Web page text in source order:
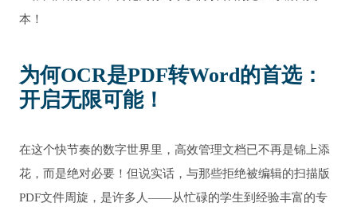
本！
为何OCR是PDF转Word的首选：
开启无限可能！
在这个快节奏的数字世界里，高效管理文档已不再是锦上添
花，而是绝对必要！但说实话，与那些拒绝被编辑的扫描版
PDF文件周旋，是许多人——从忙碌的学生到经验丰富的专